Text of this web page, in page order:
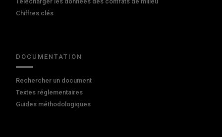
Chiffres clés
DOCUMENTATION
Rechercher un document
Textes réglementaires
Guides méthodologiques